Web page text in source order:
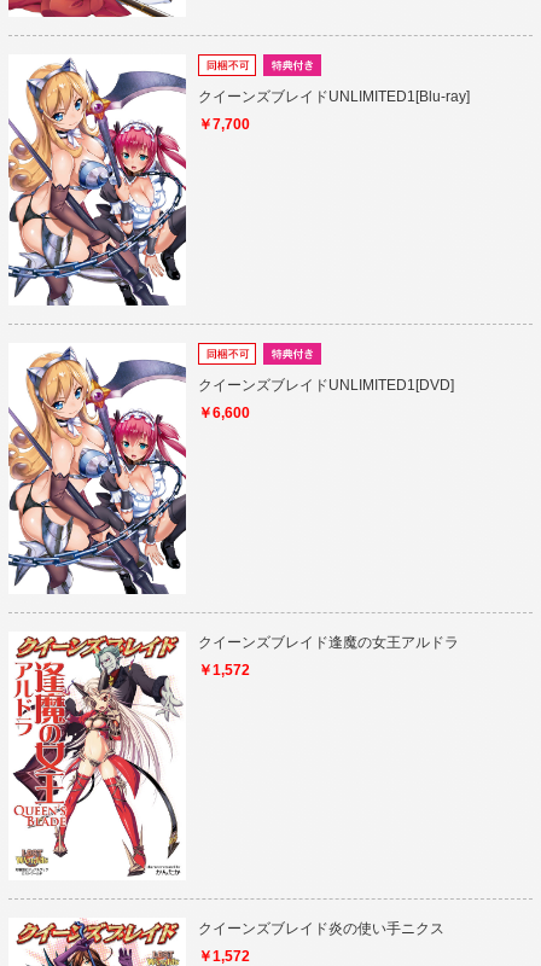
クイーンズブレイドUNLIMITED1[Blu-ray]
￥7,700
クイーンズブレイドUNLIMITED1[DVD]
￥6,600
クイーンズブレイド逢魔の女王アルドラ
￥1,572
クイーンズブレイド炎の使い手ニクス
￥1,572